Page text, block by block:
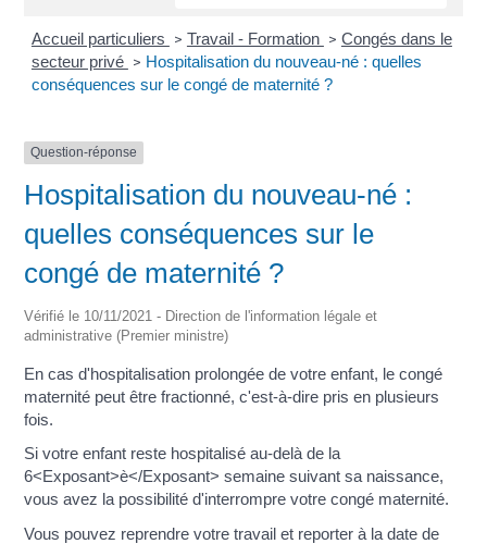
Accueil particuliers > Travail - Formation > Congés dans le
secteur privé > Hospitalisation du nouveau-né : quelles
conséquences sur le congé de maternité ?
Question-réponse
Hospitalisation du nouveau-né :
quelles conséquences sur le
congé de maternité ?
Vérifié le 10/11/2021 - Direction de l'information légale et
administrative (Premier ministre)
En cas d'hospitalisation prolongée de votre enfant, le congé
maternité peut être fractionné, c'est-à-dire pris en plusieurs
fois.
Si votre enfant reste hospitalisé au-delà de la
6<Exposant>è</Exposant> semaine suivant sa naissance,
vous avez la possibilité d'interrompre votre congé maternité.
Vous pouvez reprendre votre travail et reporter à la date de